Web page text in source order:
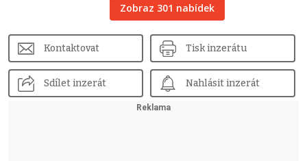
Zobraz 301 nabídek
Kontaktovat Tisk inzerátu
Sdílet inzerát Nahlásit inzerát